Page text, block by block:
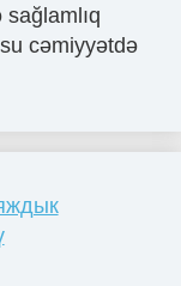
cəmiyyətdə